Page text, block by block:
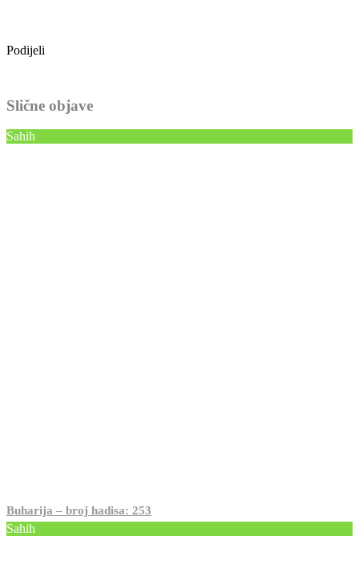
Podijeli
Slične objave
Sahih
Buharija – broj hadisa: 253
Sahih